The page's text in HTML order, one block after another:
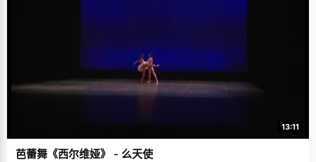
13:11
芭蕾舞《西尔维娅》 - 么天使